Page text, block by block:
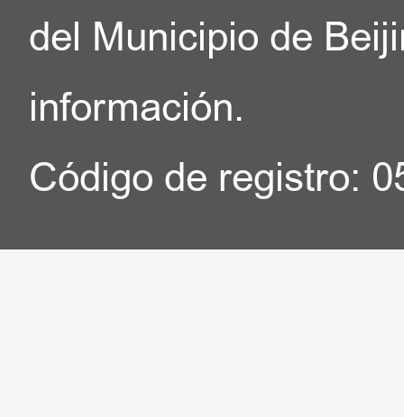
del Municipio de
información.
Código de registro: